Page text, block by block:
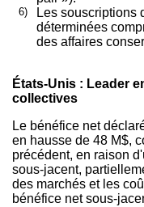
6)
Les souscriptions
déterminées
des affaires
États-Unis : Leader
collectives
Le bénéfice net
en hausse de 48 M$,
précédent, en raison
sous-jacent,
des marchés et les
bénéfice net sous-